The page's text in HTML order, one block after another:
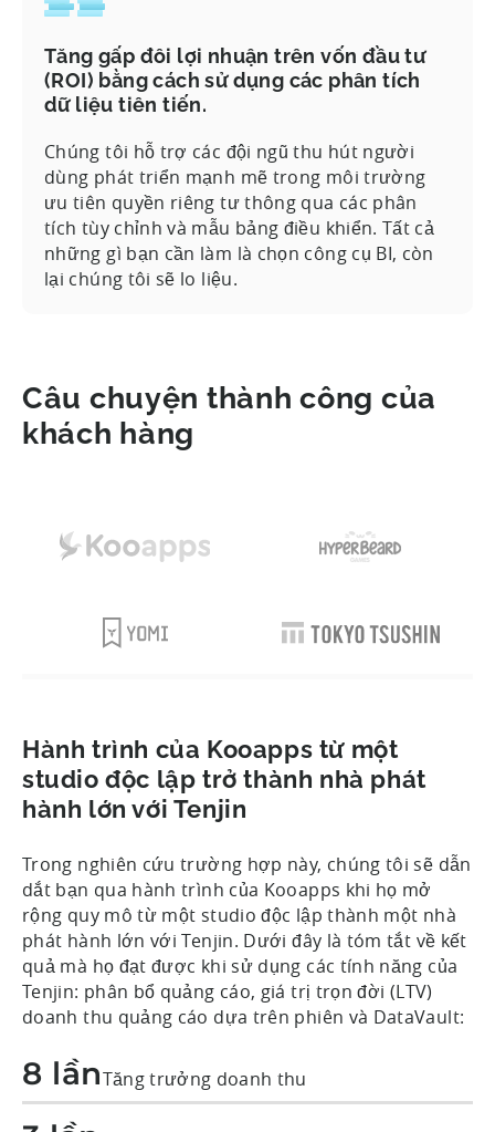
Tăng gấp đôi lợi nhuận trên vốn đầu tư
(ROI) bằng cách sử dụng các phân tích
dữ liệu tiên tiến.
Chúng tôi hỗ trợ các đội ngũ thu hút người
dùng phát triển mạnh mẽ trong môi trường
ưu tiên quyền riêng tư thông qua các phân
tích tùy chỉnh và mẫu bảng điều khiển. Tất cả
những gì bạn cần làm là chọn công cụ BI, còn
lại chúng tôi sẽ lo liệu.
Câu chuyện thành công của
khách hàng
Hành trình của Kooapps từ một
studio độc lập trở thành nhà phát
hành lớn với Tenjin
Trong nghiên cứu trường hợp này, chúng tôi sẽ dẫn
dắt bạn qua hành trình của Kooapps khi họ mở
rộng quy mô từ một studio độc lập thành một nhà
phát hành lớn với Tenjin. Dưới đây là tóm tắt về kết
quả mà họ đạt được khi sử dụng các tính năng của
Tenjin: phân bổ quảng cáo, giá trị trọn đời (LTV)
doanh thu quảng cáo dựa trên phiên và DataVault:
8 lầnTăng trưởng doanh thu